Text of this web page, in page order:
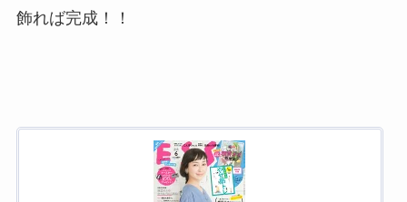
飾れば完成！！